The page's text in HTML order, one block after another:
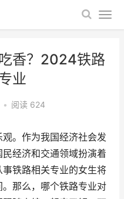
香？2024铁路
业
• 阅读 624
。作为我国经济社会发
经济和交通领域扮演着
铁路相关专业的女生将
那么，哪个铁路专业对